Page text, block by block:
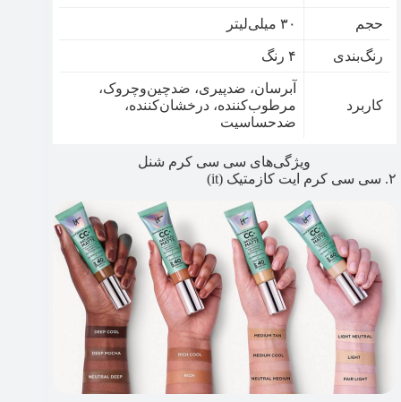
حجم ۳۰ میلی‌لیتر
رنگ‌بندی ۴ رنگ
کاربرد
آبرسان، ضد‌پیری، ضدچین‌و‌چروک،
مرطوب‌کننده، درخشان‌کننده،
ضدحساسیت
ویژگی‌های سی سی کرم شنل
۲. سی سی کرم ایت کازمتیک (it)